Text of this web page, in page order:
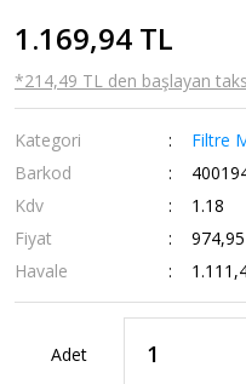
1.169,94 TL
*214,49 TL den başlayan
Kategori
Filtre
Barkod
Kdv
1.18
Fiyat
Havale
Adet